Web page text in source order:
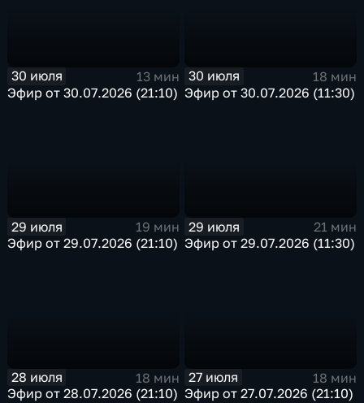
30 июля
13 мин
Эфир от 30.07.2026 (21:10)
30 июля
18 мин
Эфир от 30.07.2026 (11:30)
29 июля
19 мин
Эфир от 29.07.2026 (21:10)
29 июля
21 мин
Эфир от 29.07.2026 (11:30)
28 июля
18 мин
Эфир от 28.07.2026 (21:10)
27 июля
18 мин
Эфир от 27.07.2026 (21:10)